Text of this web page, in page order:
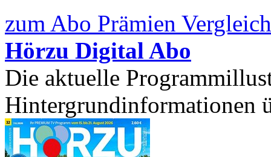
zum Abo Prämien
Hörzu Digital Abo
Die aktuelle
Hintergrundinformationen